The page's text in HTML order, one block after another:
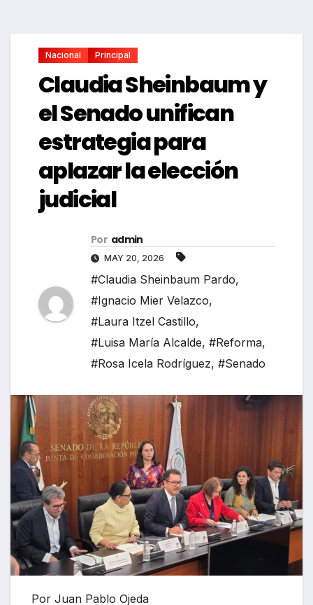
Nacional Principal
Claudia Sheinbaum y
el Senado unifican
estrategia para
aplazar la elección
judicial
Por admin
MAY 20, 2026
#Claudia Sheinbaum Pardo,
#Ignacio Mier Velazco,
#Laura Itzel Castillo,
#Luisa María Alcalde, #Reforma,
#Rosa Icela Rodríguez, #Senado
Por Juan Pablo Ojeda